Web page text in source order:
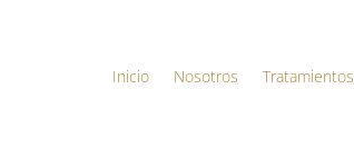
Inicio Nosotros Tratamientos